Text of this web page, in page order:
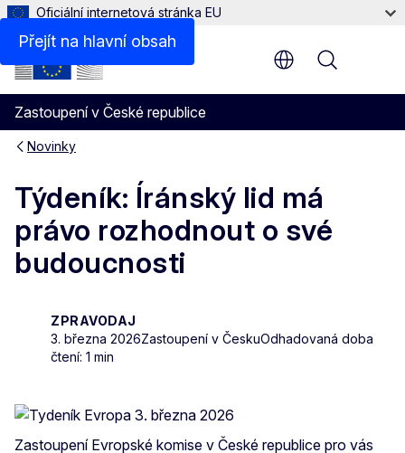
Přejít na hlavní obsah
Oficiální internetová stránka EU
Zastoupení v České republice
Menu
Novinky
Týdeník: Íránský lid má
právo rozhodnout o své
budoucnosti
ZPRAVODAJ
3. března 2026Zastoupení v ČeskuOdhadovaná doba
čtení: 1 min
Zastoupení Evropské komise v České republice pro vás